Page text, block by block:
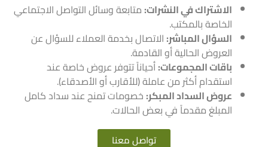
الاشتراك في النشرات:متابعة وسائل التواصل الاجتماعي
الخاصة بالمكتب.
السؤال المباشر:الاتصال بخدمة العملاء للسؤال عن
العروض الحالية أو القادمة.
باقات المجموعات:أحياناً تتوفر عروض خاصة عند
استقدام أكثر من عاملة (للأقارب أو الأصدقاء).
عروض السداد المبكر:خصومات تمنح عند سداد كامل
المبلغ مقدماً في بعض الحالات.
تواصل معنا